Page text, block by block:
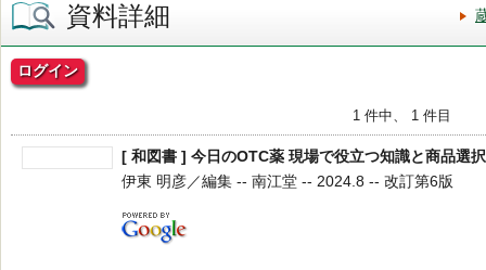
資料詳細
ログイン
1 件中、 1 件目
[ 和図書 ] 今日のOTC薬 現場で役立つ知識と商品選
伊東 明彦／編集 -- 南江堂 -- 2024.8 -- 改訂第6版